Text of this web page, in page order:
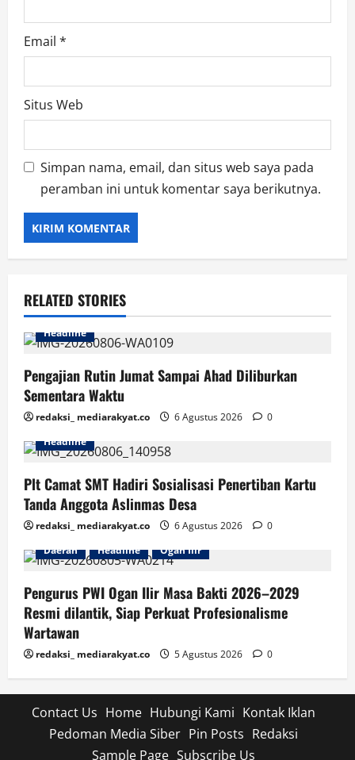
Email *
Situs Web
Simpan nama, email, dan situs web saya pada
peramban ini untuk komentar saya berikutnya.
RELATED STORIES
Headline
Pengajian Rutin Jumat Sampai Ahad Diliburkan
Sementara Waktu
redaksi_ mediarakyat.co 6 Agustus 2026
0
Headline
Plt Camat SMT Hadiri Sosialisasi Penertiban Kartu
Tanda Anggota Aslinmas Desa
redaksi_ mediarakyat.co 6 Agustus 2026
0
Daerah
Headline Ogan Ilir
Pengurus PWI Ogan Ilir Masa Bakti 2026–2029
Resmi dilantik, Siap Perkuat Profesionalisme
Wartawan
redaksi_ mediarakyat.co 5 Agustus 2026 0
Contact Us Home Hubungi Kami Kontak Iklan
Pedoman Media Siber Pin Posts Redaksi
Sample Page Subscribe Us